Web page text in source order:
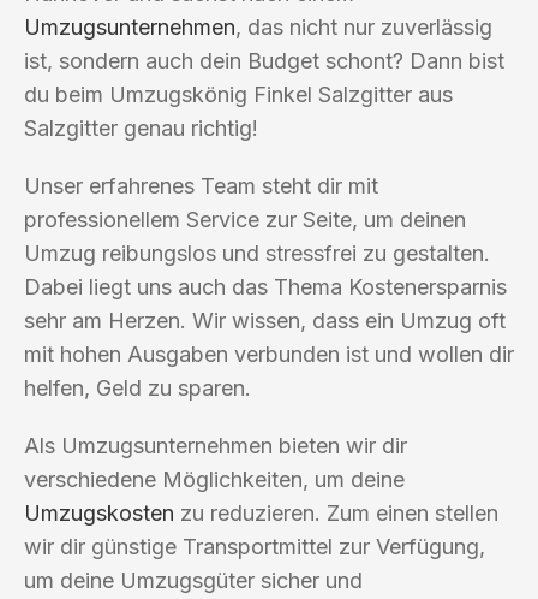
Umzugsunternehmen, das nicht nur zuverlässig
ist, sondern auch dein Budget schont? Dann bist
du beim Umzugskönig Finkel Salzgitter aus
Salzgitter genau richtig!
Unser erfahrenes Team steht dir mit
professionellem Service zur Seite, um deinen
Umzug reibungslos und stressfrei zu gestalten.
Dabei liegt uns auch das Thema Kostenersparnis
sehr am Herzen. Wir wissen, dass ein Umzug oft
mit hohen Ausgaben verbunden ist und wollen dir
helfen, Geld zu sparen.
Als Umzugsunternehmen bieten wir dir
verschiedene Möglichkeiten, um deine
Umzugskosten zu reduzieren. Zum einen stellen
wir dir günstige Transportmittel zur Verfügung,
um deine Umzugsgüter sicher und